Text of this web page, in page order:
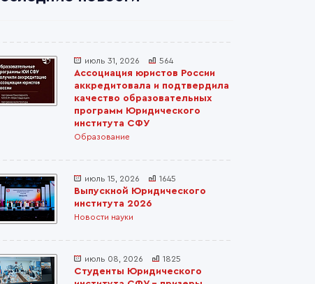
июль 31, 2026 564
Ассоциация юристов России
аккредитовала и подтвердила
качество образовательных
программ Юридического
института СФУ
Образование
июль 15, 2026 1645
Выпускной Юридического
института 2026
Новости науки
июль 08, 2026 1825
Студенты Юридического